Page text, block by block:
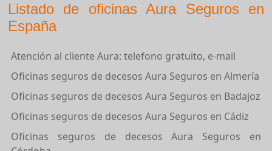
Listado de oficinas Aura Seguros en
España
Atención al cliente Aura: telefono gratuito, e-mail
Oficinas seguros de decesos Aura Seguros en Almería
Oficinas seguros de decesos Aura Seguros en Badajoz
Oficinas seguros de decesos Aura Seguros en Cádiz
Oficinas seguros de decesos Aura Seguros en